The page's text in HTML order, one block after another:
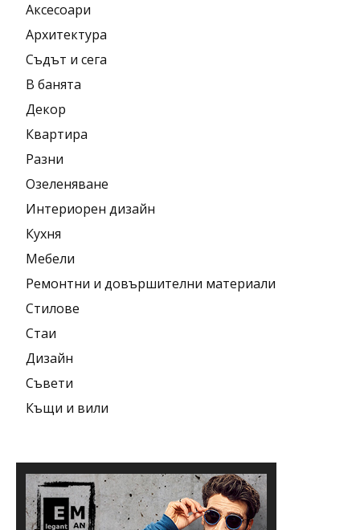
Аксесоари
Архитектура
Съдът и сега
В банята
Декор
Квартира
Разни
Озеленяване
Интериорен дизайн
Кухня
Мебели
Ремонтни и довършителни материали
Стилове
Стаи
Дизайн
Съвети
Къщи и вили